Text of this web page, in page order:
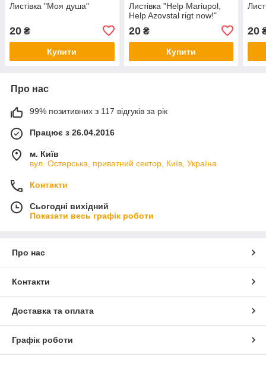
Листівка "Моя душа"
20 ₴
Купити
Листівка "Help Mariupol,
Help Azovstal rigt now!"
20₴
Купити
20
Про нас
99% позитивних з 117 відгуків за рік
Працює з 26.04.2016
м. Київ
вул. Остерська, приватний сектор, Київ, Україна
Контакти
Сьогодні вихідний
Показати весь графік роботи
Про нас
Контакти
Доставка та оплата
Графік роботи